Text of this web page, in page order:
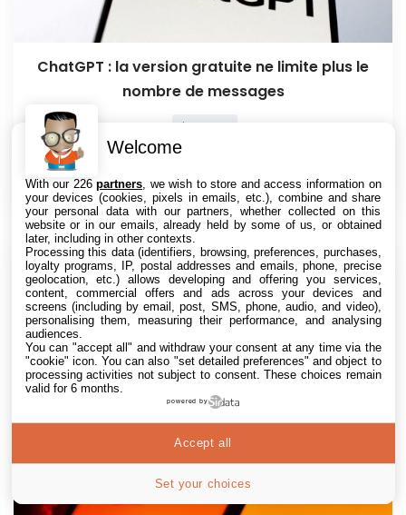
ChatGPT : la version gratuite ne limite plus le
nombre de messages
6 Août. 2026 • 19:44 Internet
OpenAI annonce abandonner les limites de
conversations textuelles pour les comptes ChatGPT
gratuits et ceux avec l’abonnement Go, tout en...
Welcome
With our 226partners , we wish to store and access information on
your devices (cookies, pixels in emails, etc.), combine and share
your personal data with our partners, whether collected on this
website or in our emails, already held by some of us, or obtained
later, including in other contexts.
Processing this data (identifiers, browsing, preferences, purchases,
loyalty programs, IP, postal addresses and emails, phone, precise
geolocation, etc.) allows developing and offering you services,
content, commercial offers and ads across your devices and
screens (including by email, post, SMS, phone, audio, and video),
personalising them, measuring their performance, and analysing
audiences.
You can "accept all" and withdraw your consent at any time via the
"cookie" icon. You can also "set detailed preferences" and object to
processing activities not subject to consent. These choices remain
valid for 6 months.
powered by
Set your choices
Accept all